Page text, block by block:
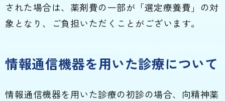
された場合は、薬剤費の一部が「選定療養費」の対
象となり、ご負担いただくことがございます。
情報通信機器を用いた診療について
情報通信機器を用いた診療の初診の場合、向精神薬